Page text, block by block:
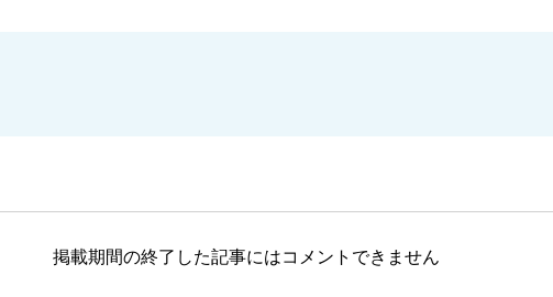
掲載期間の終了した記事にはコメントできません